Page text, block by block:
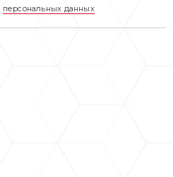
персональных данных